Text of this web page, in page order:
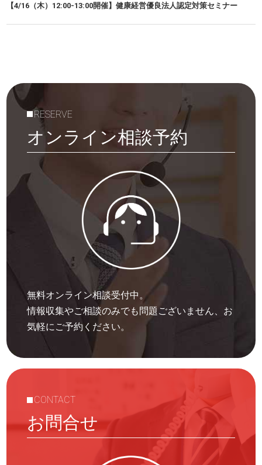
【4/16（木）12:00-13:00開催】健康経営優良法人認定対策セミナー
RESERVE
オンライン相談予約
無料オンライン相談受付中。
情報収集やご相談のみでも問題ございません、お
気軽にご予約ください。
CONTACT
お問合せ